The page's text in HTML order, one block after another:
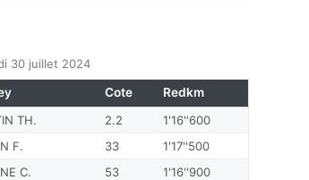
30 juillet 2024
TH. 2.2
1'16''600
F. 33
1'17''500
C. 53
1'16''900
Cote Redkm